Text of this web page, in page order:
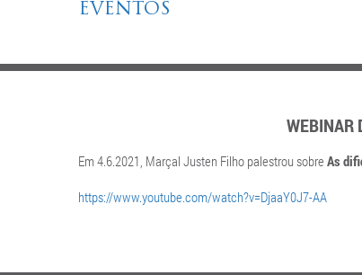
EVENTOS
WEBINAR
Em 4.6.2021, Marçal Justen Filho palestrou sobre As
https://www.youtube.com/watch?v=DjaaY0J7-AA